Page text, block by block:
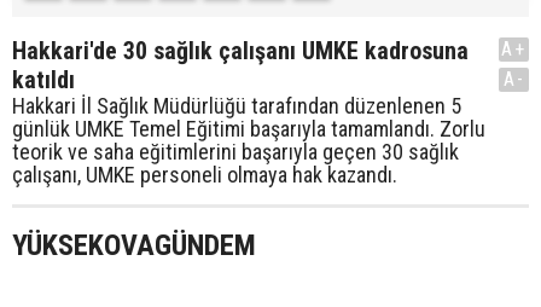
Hakkari'de 30 sağlık çalışanı UMKE kadrosuna
katıldı
Hakkari İl Sağlık Müdürlüğü tarafından düzenlenen 5
günlük UMKE Temel Eğitimi başarıyla tamamlandı. Zorlu
teorik ve saha eğitimlerini başarıyla geçen 30 sağlık
çalışanı, UMKE personeli olmaya hak kazandı.
A+
A-
YÜKSEKOVAGÜNDEM